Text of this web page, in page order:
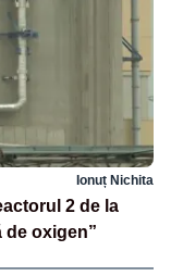
Ionuț Nichita
2 de la
de oxigen”